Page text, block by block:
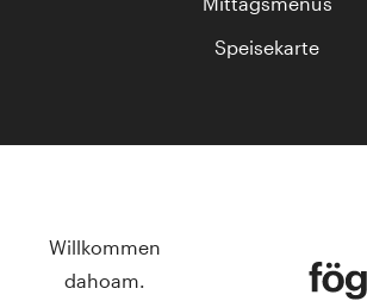
Speisekarte
Willkommen
dahoam.